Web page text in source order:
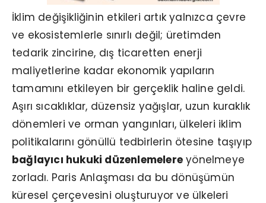
İklim değişikliğinin etkileri artık yalnızca çevre
ve ekosistemlerle sınırlı değil; üretimden
tedarik zincirine, dış ticaretten enerji
maliyetlerine kadar ekonomik yapıların
tamamını etkileyen bir gerçeklik haline geldi.
Aşırı sıcaklıklar, düzensiz yağışlar, uzun kuraklık
dönemleri ve orman yangınları, ülkeleri iklim
politikalarını gönüllü tedbirlerin ötesine taşıyıp
bağlayıcı hukuki düzenlemelere yönelmeye
zorladı. Paris Anlaşması da bu dönüşümün
küresel çerçevesini oluşturuyor ve ülkeleri